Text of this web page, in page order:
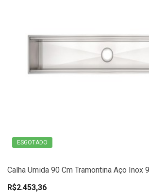
ESGOTADO
Calha Umida 90 Cm Tramontina Aço Inox
R$2.453,36